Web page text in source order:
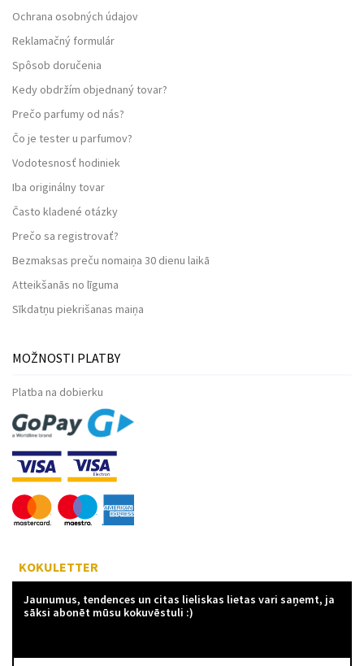
Ochrana osobných údajov
Reklamačný formulár
Spôsob doručenia
Kedy obdržím objednaný tovar?
Prečo parfumy od nás?
Čo je tester u parfumov?
Vodotesnosť hodiniek
Iba originálny tovar
Často kladené otázky
Prečo sa registrovať?
Bezmaksas preču nomaiņa 30 dienu laikā
Atteikšanās no līguma
Sīkdatņu piekrišanas maiņa
MOŽNOSTI PLATBY
Platba na dobierku
KOKULETTER
Jaunumus, tendences un citas lieliskas lietas vari saņemt, ja
sāksi abonēt mūsu kokuvēstuli :)